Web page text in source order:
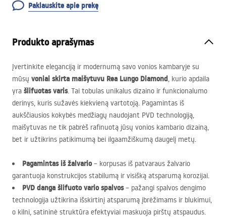
Paklauskite apie prekę
Produkto aprašymas
Įvertinkite eleganciją ir modernumą savo vonios kambaryje su
mūsų voniai skirta maišytuvu Rea Lungo Diamond, kurio apdaila
yra šlifuotas varis. Tai tobulas unikalus dizaino ir funkcionalumo
derinys, kuris sužavės kiekvieną vartotoją. Pagamintas iš
aukščiausios kokybės medžiagų naudojant PVD technologiją,
maišytuvas ne tik pabrėš rafinuotą jūsų vonios kambario dizainą,
bet ir užtikrins patikimumą bei ilgaamžiškumą daugelį metų.
Pagamintas iš žalvario– korpusas iš patvaraus žalvario
garantuoja konstrukcijos stabilumą ir visišką atsparumą korozijai.
PVD danga šlifuoto vario spalvos– pažangi spalvos dengimo
technologija užtikrina išskirtinį atsparumą įbrėžimams ir blukimui,
o kilni, satininė struktūra efektyviai maskuoja pirštų atspaudus.